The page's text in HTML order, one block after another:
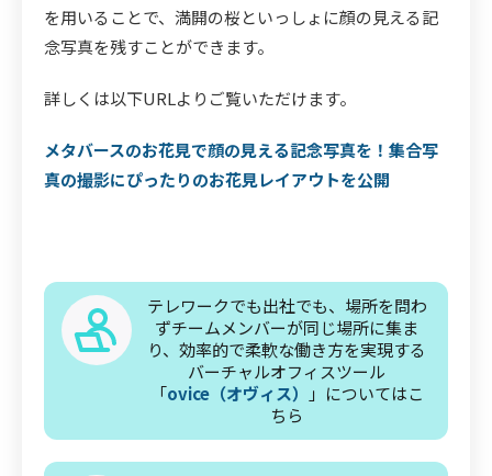
を用いることで、満開の桜といっしょに顔の見える記
念写真を残すことができます。
詳しくは以下URLよりご覧いただけます。
メタバースのお花見で顔の見える記念写真を！集合写
真の撮影にぴったりのお花見レイアウトを公開
テレワークでも出社でも、場所を問わ
ずチームメンバーが同じ場所に集ま
り、効率的で柔軟な働き方を実現する
バーチャルオフィスツール
「ovice（オヴィス）
」についてはこ
ちら